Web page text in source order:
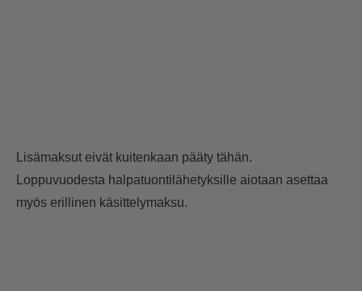
Lisämaksut eivät kuitenkaan pääty tähän.
Loppuvuodesta halpatuontilähetyksille aiotaan asettaa
myös erillinen käsittelymaksu.